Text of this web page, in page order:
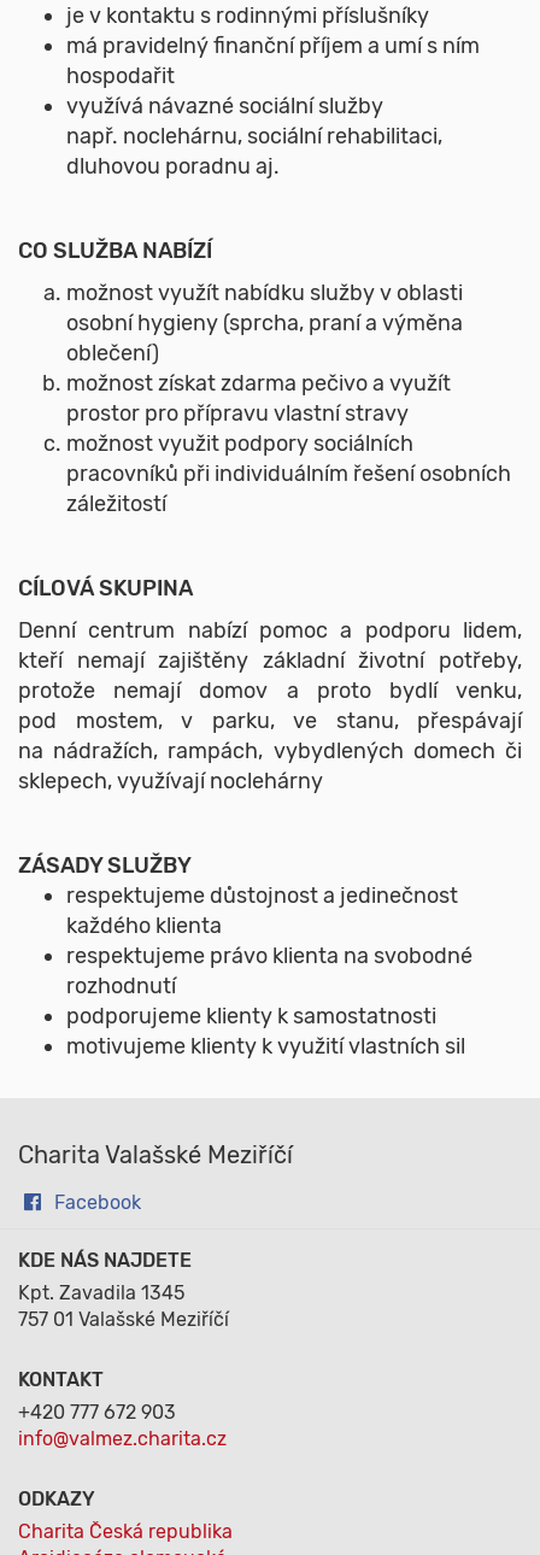
je v kontaktu s rodinnými příslušníky
má pravidelný finanční příjem a umí s ním
hospodařit
využívá návazné sociální služby
např. noclehárnu, sociální rehabilitaci,
dluhovou poradnu aj.
CO SLUŽBA NABÍZÍ
možnost využít nabídku služby v oblasti
osobní hygieny (sprcha, praní a výměna
oblečení)
možnost získat zdarma pečivo a využít
prostor pro přípravu vlastní stravy
možnost využit podpory sociálních
pracovníků při individuálním řešení osobních
záležitostí
CÍLOVÁ SKUPINA
Denní centrum nabízí pomoc a podporu lidem,
kteří nemají zajištěny základní životní potřeby,
protože nemají domov a proto bydlí venku,
pod mostem, v parku, ve stanu, přespávají
na nádražích, rampách, vybydlených domech či
sklepech, využívají noclehárny
ZÁSADY SLUŽBY
respektujeme důstojnost a jedinečnost
každého klienta
respektujeme právo klienta na svobodné
rozhodnutí
podporujeme klienty k samostatnosti
motivujeme klienty k využití vlastních sil
Charita Valašské Meziříčí
Facebook
KDE NÁS NAJDETE
Kpt. Zavadila 1345
757 01 Valašské Meziříčí
KONTAKT
+420 777 672 903
info@valmez.charita.cz
ODKAZY
Charita Česká republika